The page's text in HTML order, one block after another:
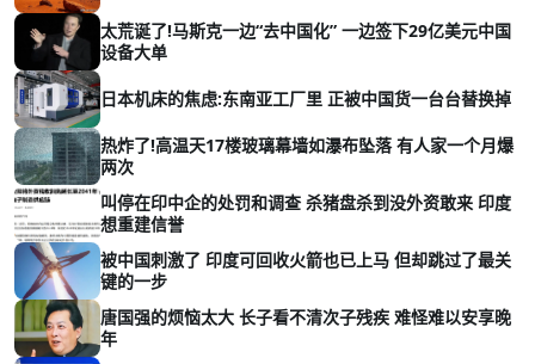
太荒诞了!马斯克一边“去中国化” 一边签下29亿美元中国
设备大单
日本机床的焦虑:东南亚工厂里 正被中国货一台台替换掉
热炸了!高温天17楼玻璃幕墙如瀑布坠落 有人家一个月爆
两次
叫停在印中企的处罚和调查 杀猪盘杀到没外资敢来 印度
想重建信誉
被中国刺激了 印度可回收火箭也已上马 但却跳过了最关
键的一步
唐国强的烦恼太大 长子看不清次子残疾 难怪难以安享晚
年